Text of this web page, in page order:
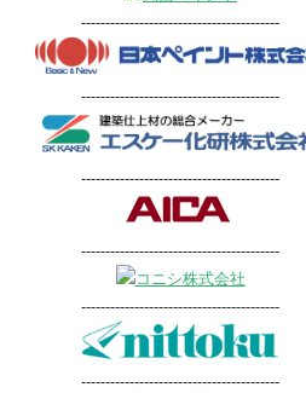
-----------------------------------------
-----------------------------------------
-----------------------------------------
-----------------------------------------
-----------------------------------------
-----------------------------------------